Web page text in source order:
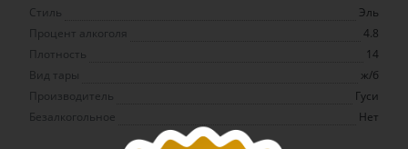
Стиль
Эль
Процент алкоголя
4.8
Плотность
14
Вид тары
ж/б
Производитель
Гуси
Безалкогольное
Нет